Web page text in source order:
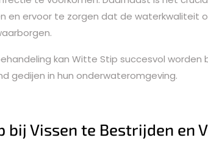
en ervoor te zorgen dat de waterkwaliteit
kan Witte Stip succesvol worden
gedijen in hun onderwateromgeving.
bij Vissen te Bestrijden en